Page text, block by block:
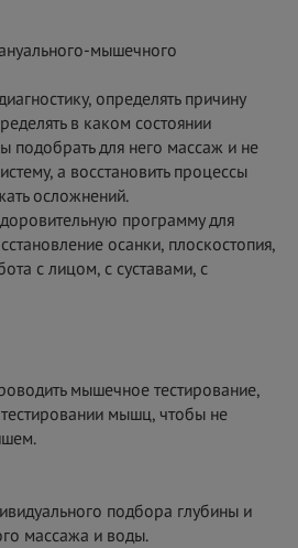
мышечного
определять причину
в каком состоянии
подобрать для него массаж и не
а восстановить процессы
осложнений.
программу для
осанки, плоскостопия,
с лицом, с суставами, с
мышечное тестирование,
мышц, чтобы не
подбора глубины и
массажа и воды.